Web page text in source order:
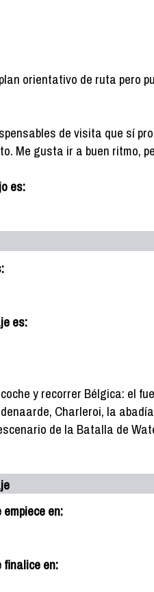
orientativo de ruta pero
de visita que sí
Me gusta ir a buen ritmo,
es:
es:
y recorrer Bélgica: el
Charleroi, la
de la Batalla de
en:
finalice en: